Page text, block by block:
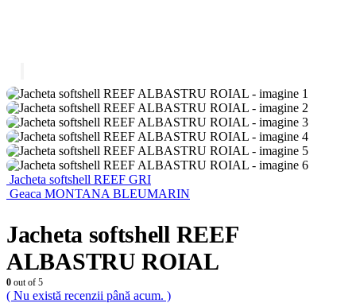
Jacheta softshell REEF GRI
Geaca MONTANA BLEUMARIN
Jacheta softshell REEF
ALBASTRU ROIAL
0 out of 5
( Nu există recenzii până acum. )